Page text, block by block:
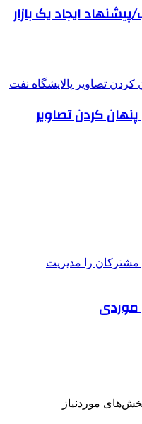
ایجاد یک بازار
کردن تصاویر
موردنیاز